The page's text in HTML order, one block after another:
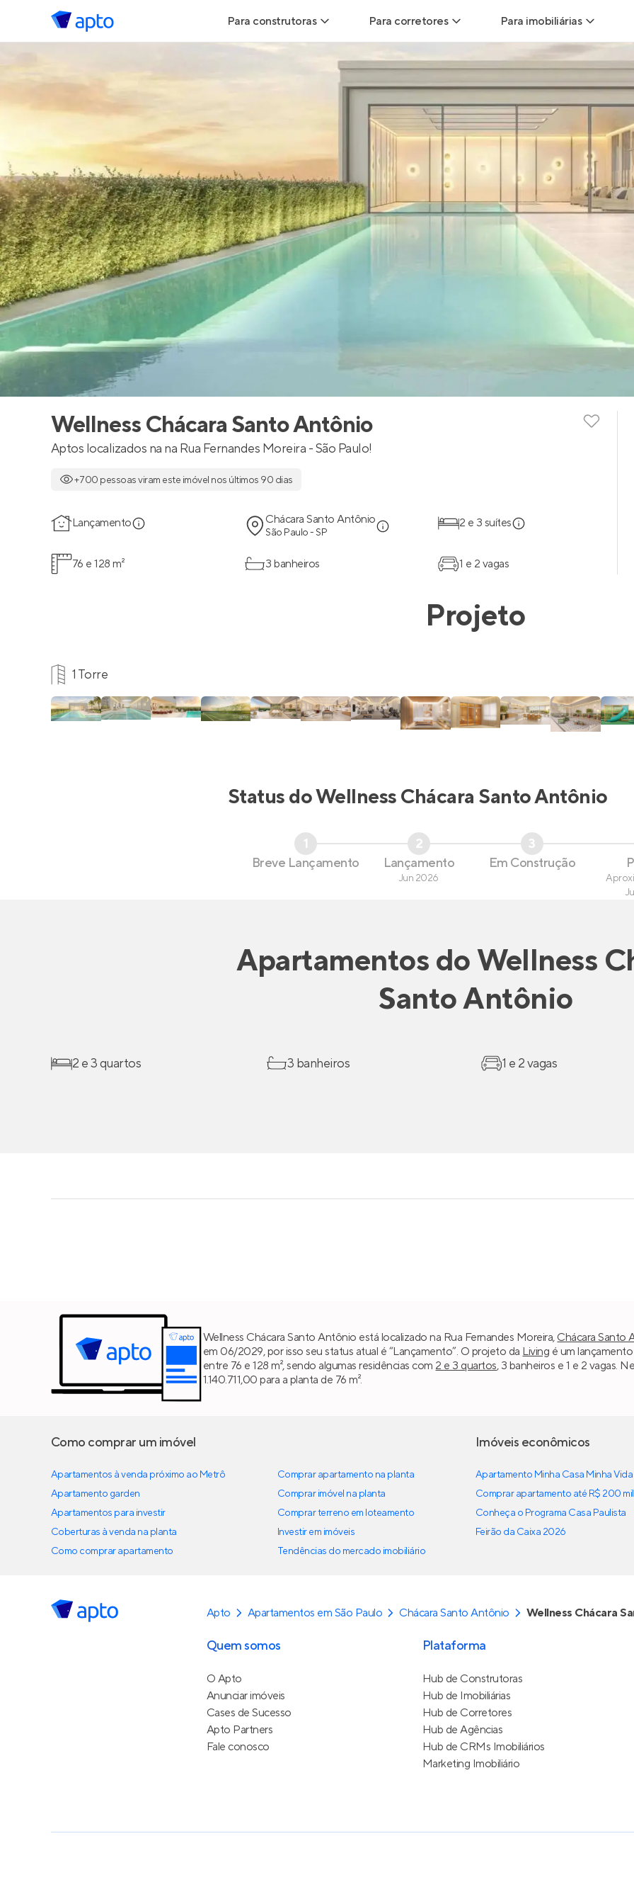
Para construtoras
Geração de Leads
Maiores Construtoras
Parcerias Imobiliárias
Anunciar Imóveis
Para corretores
Leads para Corretores
Corretor+
Parcerias imobiliárias
Hub de Corretores
Perfil Verificado
Para imobiliárias
Leads para
Hub de imobiliárias
Anunciar imóveis
Wellness Chácara Santo Antônio
Aptos localizados na na Rua Fernandes Moreira - São Paulo!
+700 pessoas viram este imóvel nos últimos 90 dias
Lançamento Chácara Santo Antônio
São Paulo - SP
2 e 3 suítes
76 e 128 m² 3 banheiros 1 e 2 vagas
Projeto
1 Torre
Status doWellness Chácara Santo Antônio
1
Breve Lançamento
2
Lançamento
Jun 2026
3
Em Construção
Apartamentos doWellness
Santo Antônio
2 e 3 quartos 3 banheiros 1 e 2 vagas
Wellness Chácara Santo Antônio está localizado na Rua Fernandes Moreira, Chácara Santo
em 06/2029, por isso seu status atual é “Lançamento”. O projeto da Living é um
entre 76 e 128 m², sendo algumas residências com 2 e 3 quartos, 3 banheiros e 1 e 2 vagas.
1.140.711,00 para a planta de 76 m².
Como comprar um imóvel
Apartamentos à venda próximo ao Metrô
Apartamento garden
Apartamentos para investir
Coberturas à venda na planta
Como comprar apartamento
Comprar apartamento na planta
Comprar imóvel na planta
Comprar terreno em loteamento
Investir em imóveis
Tendências do mercado imobiliário
Imóveis econômicos
Apartamento Minha Casa Minha Vida
Comprar apartamento até R$ 200 mil
Conheça o Programa Casa Paulista
Feirão da Caixa 2026
Apto Apartamentos em São Paulo Chácara Santo Antônio Wellness Chácara
Quem somos
O Apto
Anunciar imóveis
Cases de Sucesso
Apto Partners
Fale conosco
Plataforma
Hub de Construtoras
Hub de Imobiliárias
Hub de Corretores
Hub de Agências
Hub de CRMs Imobiliários
Marketing Imobiliário